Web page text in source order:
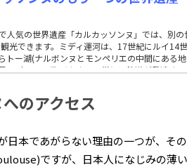
人気の世界遺産「カルカッソンヌ」では、別
光できます。ミディ運河は、17世紀にルイ14
トー湖(ナルボンヌとモンペリエの中間にある
240kmにも及びます。19世紀に鉄道が発達す
のアクセス
日本であがらない理由の一つが、そ
ですが、日本人になじみの薄